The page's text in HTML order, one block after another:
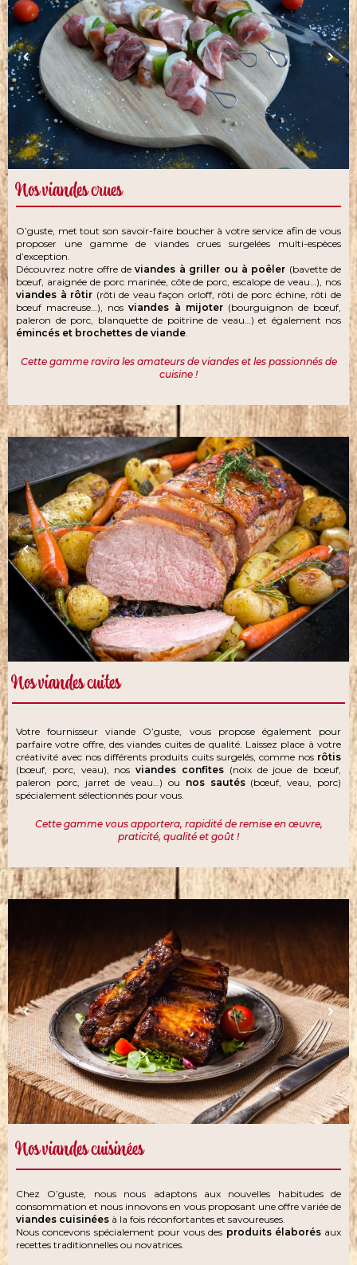
Nos viandes crues
O’guste, met tout son savoir-faire boucher à votre service afin de vous
proposer une gamme de viandes crues surgelées multi-espèces
d’exception.
Découvrez notre offre deviandes à griller ou à poêler (bavette de
bœuf, araignée de porc marinée, côte de porc, escalope de veau…), nos
viandes à rôtir (rôti de veau façon orloff, rôti de porc échine, rôti de
bœuf macreuse…), nosviandes à mijoter (bourguignon de bœuf,
paleron de porc, blanquette de poitrine de veau…) et également nos
émincés et brochettes de viande.
Cette gamme ravira les amateurs de viandes et les passionnés de
cuisine !
Nos viandes cuites
Votre fournisseur viande O’guste, vous propose également pour
parfaire votre offre, des viandes cuites de qualité. Laissez place à votre
créativité avec nos différents produits cuits surgelés, comme nos rôtis
(bœuf, porc, veau), nosviandes confites (noix de joue de bœuf,
paleron porc, jarret de veau…) ou nos sautés(bœuf, veau, porc)
spécialement sélectionnés pour vous.
Cette gamme vous apportera, rapidité de remise en œuvre,
praticité, qualité et goût !
Nos viandes cuisinées
Chez O’guste, nous nous adaptons aux nouvelles habitudes de
consommation et nous innovons en vous proposant une offre variée de
viandes cuisinées à la fois réconfortantes et savoureuses.
Nous concevons spécialement pour vous des produits élaborésaux
recettes traditionnelles ou novatrices.